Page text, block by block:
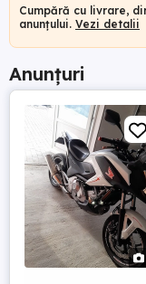
Cumpără cu livrare,
anunțului. Vezi detalii
Anunțuri